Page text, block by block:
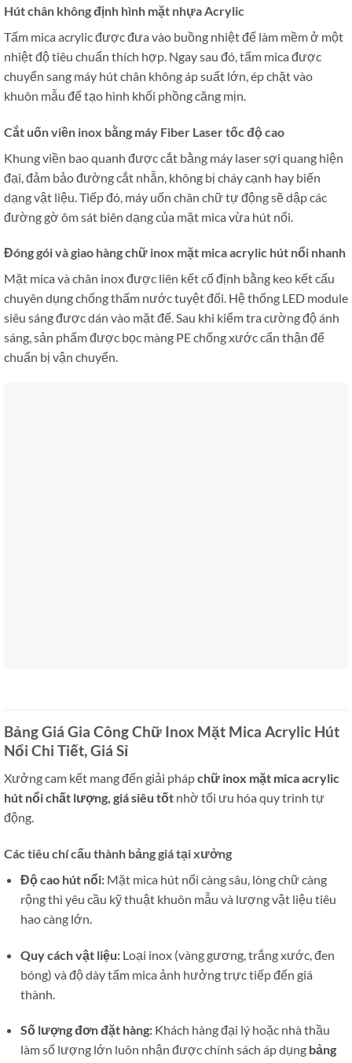
Hút chân không định hình mặt nhựa Acrylic
Tấm mica acrylic được đưa vào buồng nhiệt để làm mềm ở một
nhiệt độ tiêu chuẩn thích hợp. Ngay sau đó, tấm mica được
chuyển sang máy hút chân không áp suất lớn, ép chặt vào
khuôn mẫu để tạo hình khối phồng căng mịn.
Cắt uốn viền inox bằng máy Fiber Laser tốc độ cao
Khung viền bao quanh được cắt bằng máy laser sợi quang hiện
đại, đảm bảo đường cắt nhẵn, không bị cháy cạnh hay biến
dạng vật liệu. Tiếp đó, máy uốn chân chữ tự động sẽ dập các
đường gờ ôm sát biên dạng của mặt mica vừa hút nổi.
Đóng gói và giao hàng chữ inox mặt mica acrylic hút nổi nhanh
Mặt mica và chân inox được liên kết cố định bằng keo kết cấu
chuyên dụng chống thấm nước tuyệt đối. Hệ thống LED module
siêu sáng được dán vào mặt đế. Sau khi kiểm tra cường độ ánh
sáng, sản phẩm được bọc màng PE chống xước cẩn thận để
chuẩn bị vận chuyển.
Bảng Giá Gia Công Chữ Inox Mặt Mica Acrylic Hút
Nổi Chi Tiết, Giá Sỉ
Xưởng cam kết mang đến giải phápchữ inox mặt mica acrylic
hút nổi chất lượng, giá siêu tốt nhờ tối ưu hóa quy trình tự
động.
Các tiêu chí cấu thành bảng giá tại xưởng
Độ cao hút nổi:Mặt mica hút nổi càng sâu, lòng chữ càng
rộng thì yêu cầu kỹ thuật khuôn mẫu và lượng vật liệu tiêu
hao càng lớn.
Quy cách vật liệu:Loại inox (vàng gương, trắng xước, đen
bóng) và độ dày tấm mica ảnh hưởng trực tiếp đến giá
thành.
Số lượng đơn đặt hàng:Khách hàng đại lý hoặc nhà thầu
làm số lượng lớn luôn nhận được chính sách áp dụng bảng